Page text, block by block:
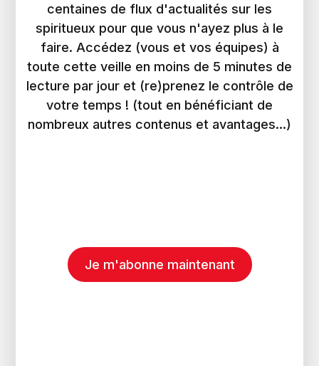
centaines de flux d'actualités sur les
spiritueux pour que vous n'ayez plus à le
faire. Accédez (vous et vos équipes) à
toute cette veille en moins de 5 minutes de
lecture par jour et (re)prenez le contrôle de
votre temps ! (tout en bénéficiant de
nombreux autres contenus et avantages...)
Je m'abonne maintenant